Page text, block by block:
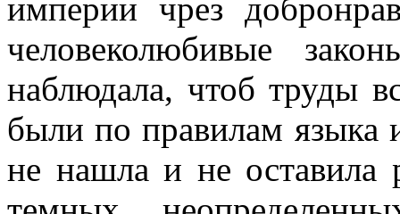
империи чрез
человеколюбивые
наблюдала, чтоб труды
были по правилам языка
не нашла и не оставила